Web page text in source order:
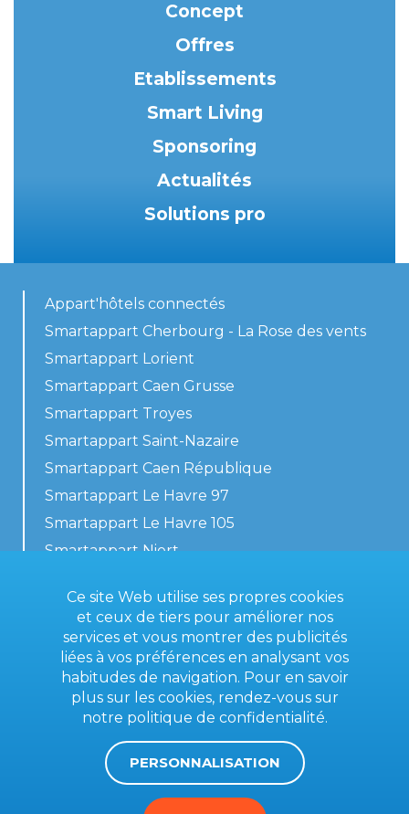
Concept
Offres
Etablissements
Smart Living
Sponsoring
Actualités
Solutions pro
Appart'hôtels connectés
Smartappart Cherbourg - La Rose des vents
Smartappart Lorient
Smartappart Caen Grusse
Smartappart Troyes
Smartappart Saint-Nazaire
Smartappart Caen République
Smartappart Le Havre 97
Smartappart Le Havre 105
Smartappart Niort
Contactez-nous
Conditions générales
Mentions légales
Ce site Web utilise ses propres cookies
et ceux de tiers pour améliorer nos
services et vous montrer des publicités
liées à vos préférences en analysant vos
habitudes de navigation. Pour en savoir
plus sur les cookies, rendez-vous sur
notre politique de confidentialité.
PERSONNALISATION